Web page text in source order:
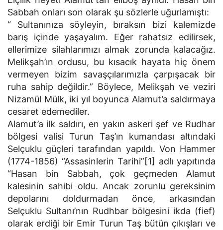
Sabbah onları son olarak şu sözlerle uğurlamıştı:
“ Sultanınıza söyleyin, bıraksın bizi kalemizde
barış içinde yaşayalım. Eğer rahatsız edilirsek,
ellerimize silahlarımızı almak zorunda kalacağız.
Melikşah’ın ordusu, bu kısacık hayata hiç önem
vermeyen bizim savaşçılarımızla çarpışacak bir
ruha sahip değildir.” Böylece, Melikşah ve veziri
Nizamül Mülk, iki yıl boyunca Alamut’a saldırmaya
cesaret edemediler.
Alamut’a ilk saldırı, en yakın askeri şef ve Rudhar
bölgesi valisi Turun Taş’ın kumandası altındaki
Selçuklu güçleri tarafından yapıldı. Von Hammer
(1774-1856) “Assasinlerin Tarihi”[1] adlı yapıtında
“Hasan bin Sabbah, çok geçmeden Alamut
kalesinin sahibi oldu. Ancak zorunlu gereksinim
depolarını doldurmadan önce, arkasından
Selçuklu Sultanı’nın Rudhbar bölgesini ikda (fief)
olarak erdiği bir Emir Turun Taş bütün çıkışları ve